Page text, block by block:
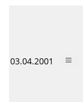
03.04.2001